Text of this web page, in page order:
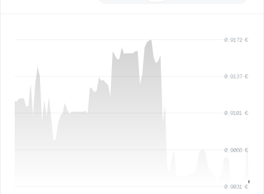
0,9172 €
0,9137 €
0,9101 €
0,9066 €
0,9031 €